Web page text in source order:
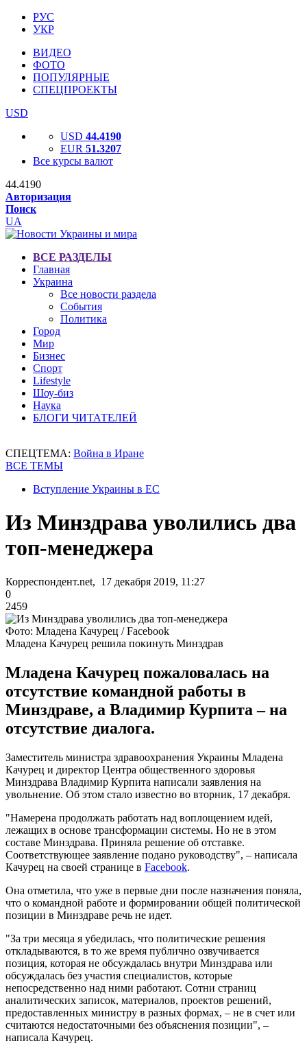
РУС
УКР
ВИДЕО
ФОТО
ПОПУЛЯРНЫЕ
СПЕЦПРОЕКТЫ
USD
USD 44.4190
EUR 51.3207
Все курсы валют
44.4190
Авторизация
Поиск
UA
ВСЕ РАЗДЕЛЫ
Главная
Украина
Все новости раздела
События
Политика
Город
Мир
Бизнес
Спорт
Lifestyle
Шоу-биз
Наука
БЛОГИ ЧИТАТЕЛЕЙ
СПЕЦТЕМА: Война в Иране
ВСЕ ТЕМЫ
Вступление Украины в ЕС
Из Минздрава уволились два
топ-менеджера
Корреспондент.net, 17 декабря 2019, 11:27
0
2459
Фото: Младена Качурец / Facebook
Младена Качурец решила покинуть Минздрав
Младена Качурец пожаловалась на
отсутствие командной работы в
Минздраве, а Владимир Курпита – на
отсутствие диалога.
Заместитель министра здравоохранения Украины Младена
Качурец и директор Центра общественного здоровья
Минздрава Владимир Курпита написали заявления на
увольнение. Об этом стало известно во вторник, 17 декабря.
"Намерена продолжать работать над воплощением идей,
лежащих в основе трансформации системы. Но не в этом
составе Минздрава. Приняла решение об отставке.
Соответствующее заявление подано руководству", – написала
Качурец на своей странице в Facebook.
Она отметила, что уже в первые дни после назначения поняла,
что о командной работе и формировании общей политической
позиции в Минздраве речь не идет.
"За три месяца я убедилась, что политические решения
откладываются, в то же время публично озвучивается
позиция, которая не обсуждалась внутри Минздрава или
обсуждалась без участия специалистов, которые
непосредственно над ними работают. Сотни страниц
аналитических записок, материалов, проектов решений,
предоставленных министру в разных формах, – не в счет или
считаются недостаточными без объяснения позиции", –
написала Качурец.